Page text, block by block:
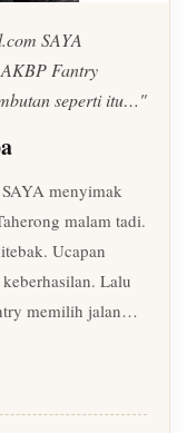
SAYA
Fantry
seperti itu…"
menyimak
malam tadi.
Ucapan
Lalu
memilih jalan…